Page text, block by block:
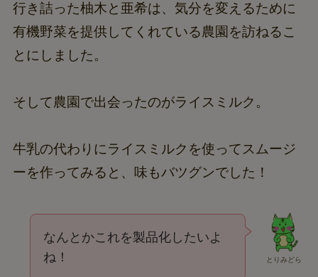
行き詰った柚木と亜希は、気分を変えるために
有機野菜を提供してくれている農園を訪ねるこ
とにしました。
そして農園で出会ったのがライスミルク。
牛乳の代わりにライスミルクを使ってスムージ
ーを作ってみると、味もバツグンでした！
とりみどら
なんとかこれを製品化したいよ
ね！